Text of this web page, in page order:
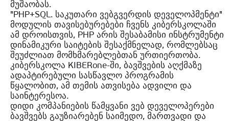
მუშაობას.
"PHP+SQL. საკუთარი ვებგვერდის დეველოპმენტი"
მოდულის თავისებურებები ჩვენს კიბერსკოლაში
ამ დროისთვის, PHP არის შესაბამისი ინსტრუმენტი
დინამიკური საიტების შესაქმნელად, რომლებსაც
შეუძლიათ მომხმარებლებთან ურთიერთობა.
კიბერსკოლა KIBERone-ში, ბავშვების აღქმაზე
ადაპტირებული სასწავლო პროგრამის
წყალობით, ამ თემის ათვისება ადვილი და
საინტერესოა.
დიდი კომპანიების წამყვანი ვებ დეველოპერები
ბავშვებს გაუზიარებენ საიმედო, მართვადი და